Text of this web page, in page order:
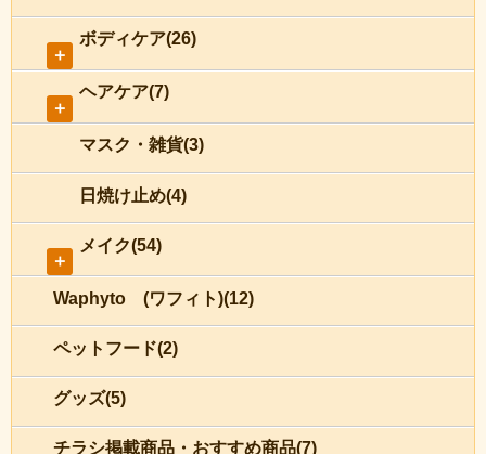
＋
ボディケア(26)
＋
ヘアケア(7)
マスク・雑貨(3)
日焼け止め(4)
＋
メイク(54)
Waphyto (ワフィト)(12)
ペットフード(2)
グッズ(5)
チラシ掲載商品・おすすめ商品(7)